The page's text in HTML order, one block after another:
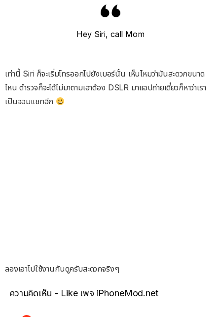
Hey Siri, call Mom
เท่านี้ Siri ก็จะเริ่มโทรออกไปยังเบอร์นั้น เห็นไหมว่ามันสะดวกขนาด
ไหน ตำรวจก็จะได้ไม่มาตามเอาต้อง DSLR มาแอปถ่ายเดี๋ยวก็หาว่าเรา
เป็นจอมแชทอีก
ลองเอาไปใช้งานกันดูครับสะดวกจริงๆ
ความคิดเห็น - Like เพจ iPhoneMod.net